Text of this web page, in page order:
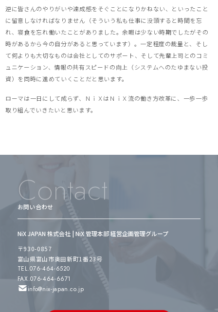
逆に皆さんのやりがいや達成感をそぐことになりかねない、といったこと
に留意しなければなりません（そういう私も仕事に没頭すると時間を忘
れ、寝食を忘れ働いたことがありました。余暇は少ない時期でしたがその
時があるから今の自分があると思っています）。一定程度の裁量と、そし
て何よりも大切なものは会社としてのサポート、そして先輩上司とのコミ
ュニケーション、情報の共有スピードの向上（システムへのたゆまない投
資）を同時に進めていくことだと思います。
ローマは一日にして成らず、ＮｉＸはＮｉＸ流の働き方改革に、一歩一歩
取り組んでいきたいと思います。
Contact
お問い合わせ
NiX JAPAN 株式会社 | NiX 管理本部 経営企画管理グループ
〒930-0857
富山県富山市奥田新町1番23号
TEL.076-464-6520
FAX.076-464-6671
info@nix-japan.co.jp